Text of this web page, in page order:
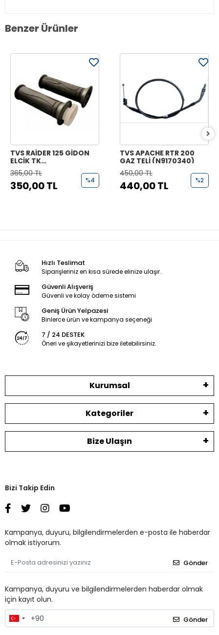
Benzer Ürünler
TVS RAİDER 125 GİDON
ELCİK TK
(N9221070+N9221170)
365,00 TL
350,00 TL %4
TVS APACHE RTR 200
GAZ TELİ (N9170340)
450,00 TL
440,00 TL %2
Hızlı Teslimat
Siparişleriniz en kısa sürede elinize ulaşır.
Güvenli Alışveriş
Güvenli ve kolay ödeme sistemi
Geniş Ürün Yelpazesi
Binlerce ürün ve kampanya seçeneği
7 / 24 DESTEK
Öneri ve şikayetlerinizi bize iletebilirsiniz.
Kurumsal
Kategoriler
Bize Ulaşın
Bizi Takip Edin
Kampanya, duyuru, bilgilendirmelerden e-posta ile haberdar
olmak istiyorum.
Gönder
Kampanya, duyuru ve bilgilendirmelerden haberdar olmak
için kayıt olun.
Gönder